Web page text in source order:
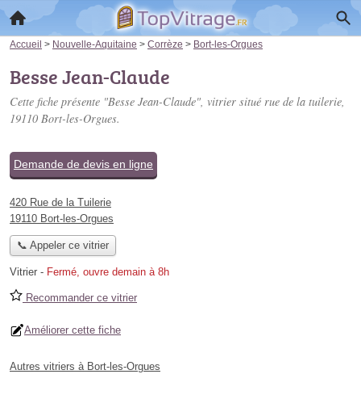
Accueil > Nouvelle-Aquitaine > Corrèze > Bort-les-Orgues
Besse Jean-Claude
Cette fiche présente "Besse Jean-Claude", vitrier situé rue de la tuilerie,
19110 Bort-les-Orgues.
Demande de devis en ligne
420 Rue de la Tuilerie
19110 Bort-les-Orgues
📞 Appeler ce vitrier
Vitrier - Fermé, ouvre demain à 8h
Recommander ce vitrier
Améliorer cette fiche
Autres vitriers à Bort-les-Orgues